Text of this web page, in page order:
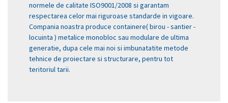
normele de calitate ISO9001/2008 si garantam
respectarea celor mai riguroase standarde in vigoare.
Compania noastra produce containere( birou - santier -
locuinta ) metalice monobloc sau modulare de ultima
generatie, dupa cele mai noi si imbunatatite metode
tehnice de proiectare si structurare, pentru tot
teritoriul tarii.